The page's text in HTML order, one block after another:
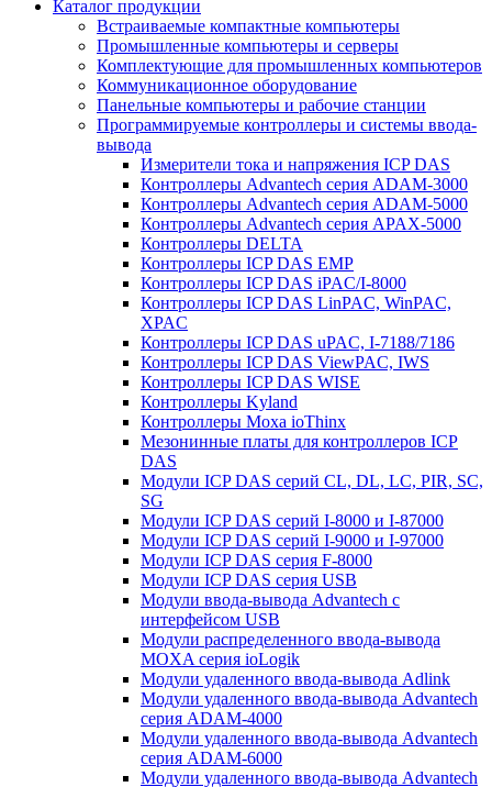
Каталог продукции
Встраиваемые компактные компьютеры
Промышленные компьютеры и серверы
Комплектующие для промышленных компьютеров
Коммуникационное оборудование
Панельные компьютеры и рабочие станции
Программируемые контроллеры и системы ввода-
вывода
Измерители тока и напряжения ICP DAS
Контроллеры Advantech серия ADAM-3000
Контроллеры Advantech серия ADAM-5000
Контроллеры Advantech серия APAX-5000
Контроллеры DELTA
Контроллеры ICP DAS EMP
Контроллеры ICP DAS iPAC/I-8000
Контроллеры ICP DAS LinPAC, WinPAC,
XPAC
Контроллеры ICP DAS uPAC, I-7188/7186
Контроллеры ICP DAS ViewPAC, IWS
Контроллеры ICP DAS WISE
Контроллеры Kyland
Контроллеры Moxa ioThinx
Мезонинные платы для контроллеров ICP
DAS
Модули ICP DAS серий CL, DL, LC, PIR, SC,
SG
Модули ICP DAS серий I-8000 и I-87000
Модули ICP DAS серий I-9000 и I-97000
Модули ICP DAS серия F-8000
Модули ICP DAS серия USB
Модули ввода-вывода Advantech с
интерфейсом USB
Модули распределенного ввода-вывода
MOXA серия ioLogik
Модули удаленного ввода-вывода Adlink
Модули удаленного ввода-вывода Advantech
серия ADAM-4000
Модули удаленного ввода-вывода Advantech
серия ADAM-6000
Модули удаленного ввода-вывода Advantech